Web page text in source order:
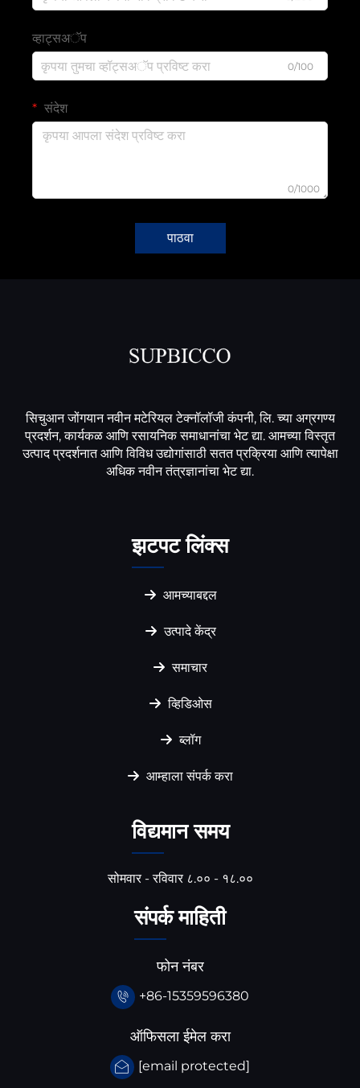
व्हाट्सअॅप
0/100
संदेश
0/1000
पाठवा
सिचुआन जोंगयान नवीन मटेरियल टेक्नॉलॉजी कंपनी, लि. च्या अग्रगण्य
प्रदर्शन, कार्यकळ आणि रसायनिक समाधानांचा भेट द्या. आमच्या विस्तृत
उत्पाद प्रदर्शनात आणि विविध उद्योगांसाठी सतत प्रक्रिया आणि त्यापेक्षा
अधिक नवीन तंत्रज्ञानांचा भेट द्या.
झटपट लिंक्स
आमच्याबद्दल
उत्पादे केंद्र
समाचार
व्हिडिओस
ब्लॉग
आम्हाला संपर्क करा
विद्यमान समय
सोमवार - रविवार ८.०० - १८.००
संपर्क माहिती
फोन नंबर
+86-15359596380
ऑफिसला ईमेल करा
[email protected]